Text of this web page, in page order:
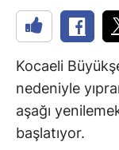
Kocaeli
nedeniyle
aşağı
başlatıyor.